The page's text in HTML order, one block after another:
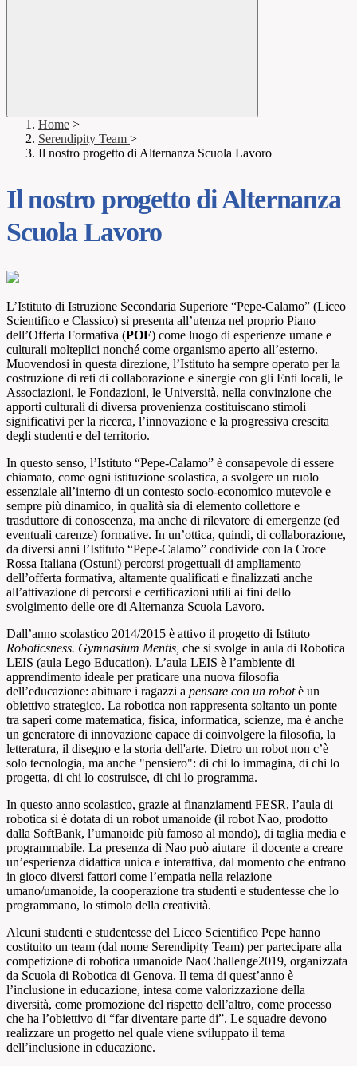
Home >
Serendipity Team >
Il nostro progetto di Alternanza Scuola Lavoro
Il nostro progetto di Alternanza
Scuola Lavoro
L’Istituto di Istruzione Secondaria Superiore “Pepe-Calamo” (Liceo
Scientifico e Classico) si presenta all’utenza nel proprio Piano
dell’Offerta Formativa (POF) come luogo di esperienze umane e
culturali molteplici nonché come organismo aperto all’esterno.
Muovendosi in questa direzione, l’Istituto ha sempre operato per la
costruzione di reti di collaborazione e sinergie con gli Enti locali, le
Associazioni, le Fondazioni, le Università, nella convinzione che
apporti culturali di diversa provenienza costituiscano stimoli
significativi per la ricerca, l’innovazione e la progressiva crescita
degli studenti e del territorio.
In questo senso, l’Istituto “Pepe-Calamo” è consapevole di essere
chiamato, come ogni istituzione scolastica, a svolgere un ruolo
essenziale all’interno di un contesto socio-economico mutevole e
sempre più dinamico, in qualità sia di elemento collettore e
trasduttore di conoscenza, ma anche di rilevatore di emergenze (ed
eventuali carenze) formative. In un’ottica, quindi, di collaborazione,
da diversi anni l’Istituto “Pepe-Calamo” condivide con la Croce
Rossa Italiana (Ostuni) percorsi progettuali di ampliamento
dell’offerta formativa, altamente qualificati e finalizzati anche
all’attivazione di percorsi e certificazioni utili ai fini dello
svolgimento delle ore di Alternanza Scuola Lavoro.
Dall’anno scolastico 2014/2015 è attivo il progetto di Istituto
Roboticsness. Gymnasium Mentis, che si svolge in aula di Robotica
LEIS (aula Lego Education). L’aula LEIS è l’ambiente di
apprendimento ideale per praticare una nuova filosofia
dell’educazione: abituare i ragazzi a pensare con un robotè un
obiettivo strategico. La robotica non rappresenta soltanto un ponte
tra saperi come matematica, fisica, informatica, scienze, ma è anche
un generatore di innovazione capace di coinvolgere la filosofia, la
letteratura, il disegno e la storia dell'arte. Dietro un robot non c’è
solo tecnologia, ma anche "pensiero": di chi lo immagina, di chi lo
progetta, di chi lo costruisce, di chi lo programma.
In questo anno scolastico, grazie ai finanziamenti FESR, l’aula di
robotica si è dotata di un robot umanoide (il robot Nao, prodotto
dalla SoftBank, l’umanoide più famoso al mondo), di taglia media e
programmabile. La presenza di Nao può aiutare il docente a creare
un’esperienza didattica unica e interattiva, dal momento che entrano
in gioco diversi fattori come l’empatia nella relazione
umano/umanoide, la cooperazione tra studenti e studentesse che lo
programmano, lo stimolo della creatività.
Alcuni studenti e studentesse del Liceo Scientifico Pepe hanno
costituito un team (dal nome Serendipity Team) per partecipare alla
competizione di robotica umanoide NaoChallenge2019, organizzata
da Scuola di Robotica di Genova. Il tema di quest’anno è
l’inclusione in educazione, intesa come valorizzazione della
diversità, come promozione del rispetto dell’altro, come processo
che ha l’obiettivo di “far diventare parte di”. Le squadre devono
realizzare un progetto nel quale viene sviluppato il tema
dell’inclusione in educazione.